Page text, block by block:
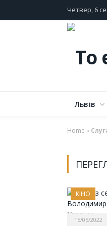
Четвер, 6
Львів
Home »
КІНО
15/05/2022